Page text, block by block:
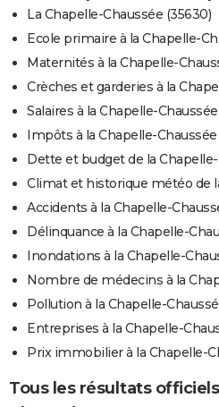
La Chapelle-Chaussée (35630)
Ecole primaire à la Chapelle-
Maternités à la Chapelle-
Crèches et garderies à la
Salaires à la Chapelle-Chaussée
Impôts à la Chapelle-Chaussée
Dette et budget de la
Climat et historique météo de
Accidents à la Chapelle-
Délinquance à la Chapelle-
Inondations à la Chapelle-
Nombre de médecins à la
Pollution à la Chapelle-
Entreprises à la Chapelle-
Prix immobilier à la Chapelle-
Tous les résultats